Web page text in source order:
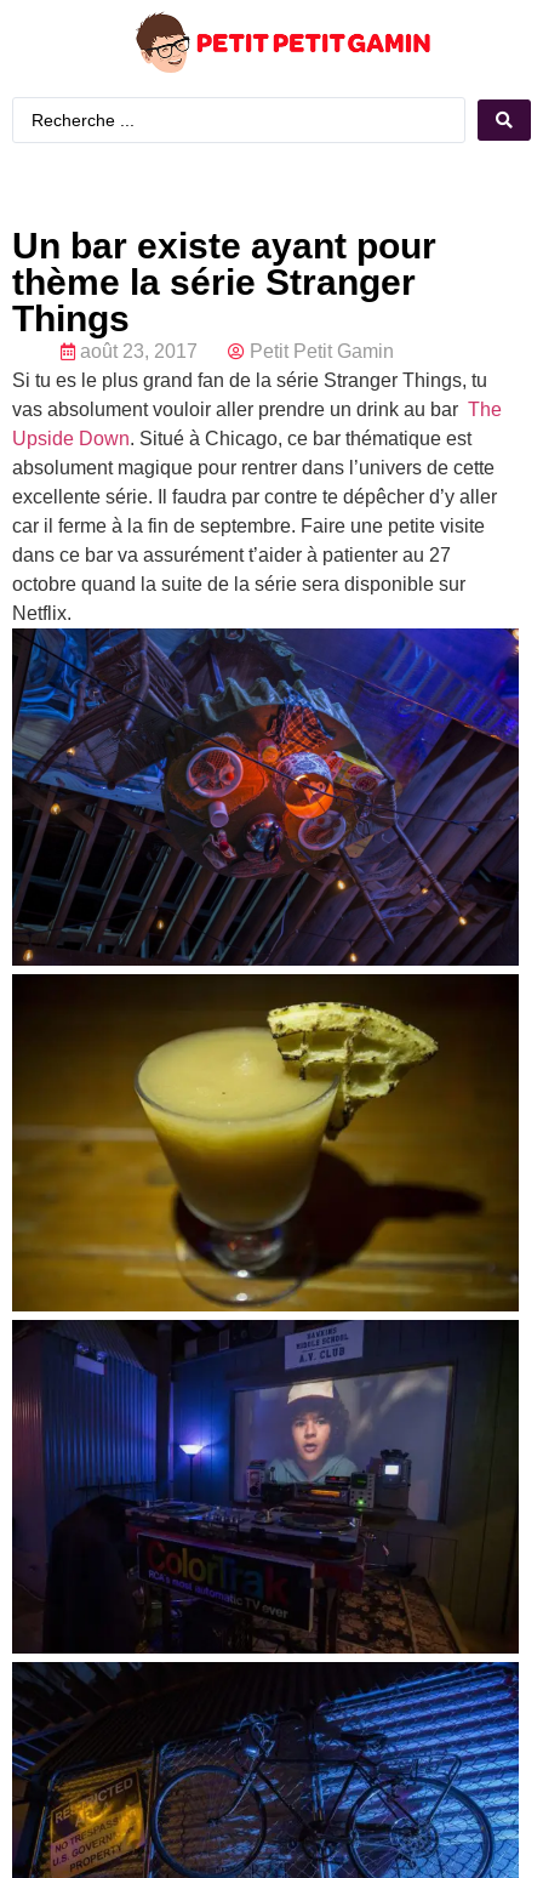
Un bar existe ayant pour
thème la série Stranger
Things
août 23, 2017
Petit Petit Gamin
Si tu es le plus grand fan de la série Stranger Things, tu
vas absolument vouloir aller prendre un drink au bar The
Upside Down. Situé à Chicago, ce bar thématique est
absolument magique pour rentrer dans l’univers de cette
excellente série. Il faudra par contre te dépêcher d’y aller
car il ferme à la fin de septembre. Faire une petite visite
dans ce bar va assurément t’aider à patienter au 27
octobre quand la suite de la série sera disponible sur
Netflix.